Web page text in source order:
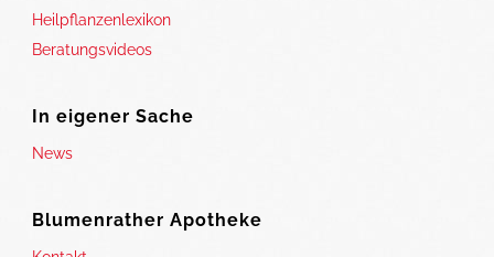
Heilpflanzenlexikon
Beratungsvideos
In eigener Sache
News
Blumenrather Apotheke